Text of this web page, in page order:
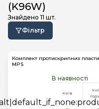
(K96W)
Знайдено 11 шт.
Фільтр
Комплект протискрипних
MPS
В наявності
Київ